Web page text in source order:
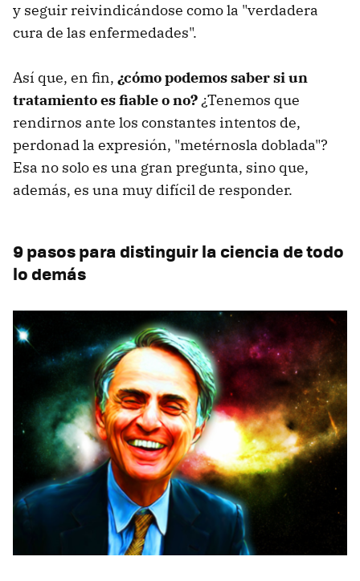
y seguir reivindicándose como la "verdadera
cura de las enfermedades".
Así que, en fin, ¿cómo podemos saber si un
tratamiento es fiable o no?¿Tenemos que
rendirnos ante los constantes intentos de,
perdonad la expresión, "metérnosla doblada"?
Esa no solo es una gran pregunta, sino que,
además, es una muy difícil de responder.
9 pasos para distinguir la ciencia de todo
lo demás